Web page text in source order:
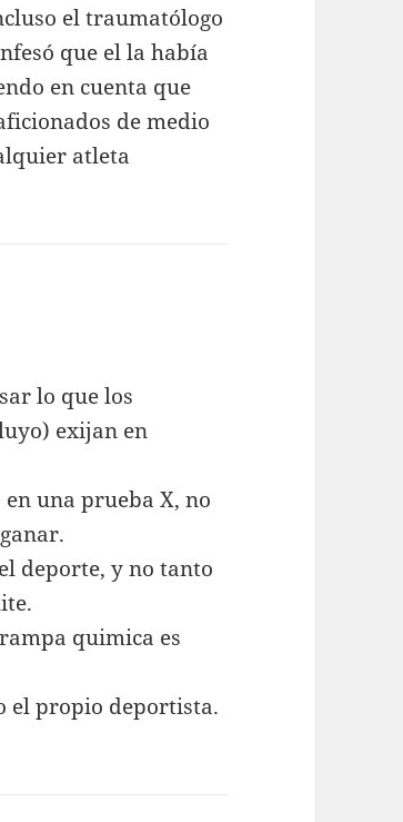
el traumatólogo
que el la había
en cuenta que
de medio
atleta
lo que los
exijan en
una prueba X, no
deporte, y no tanto
quimica es
el propio deportista.